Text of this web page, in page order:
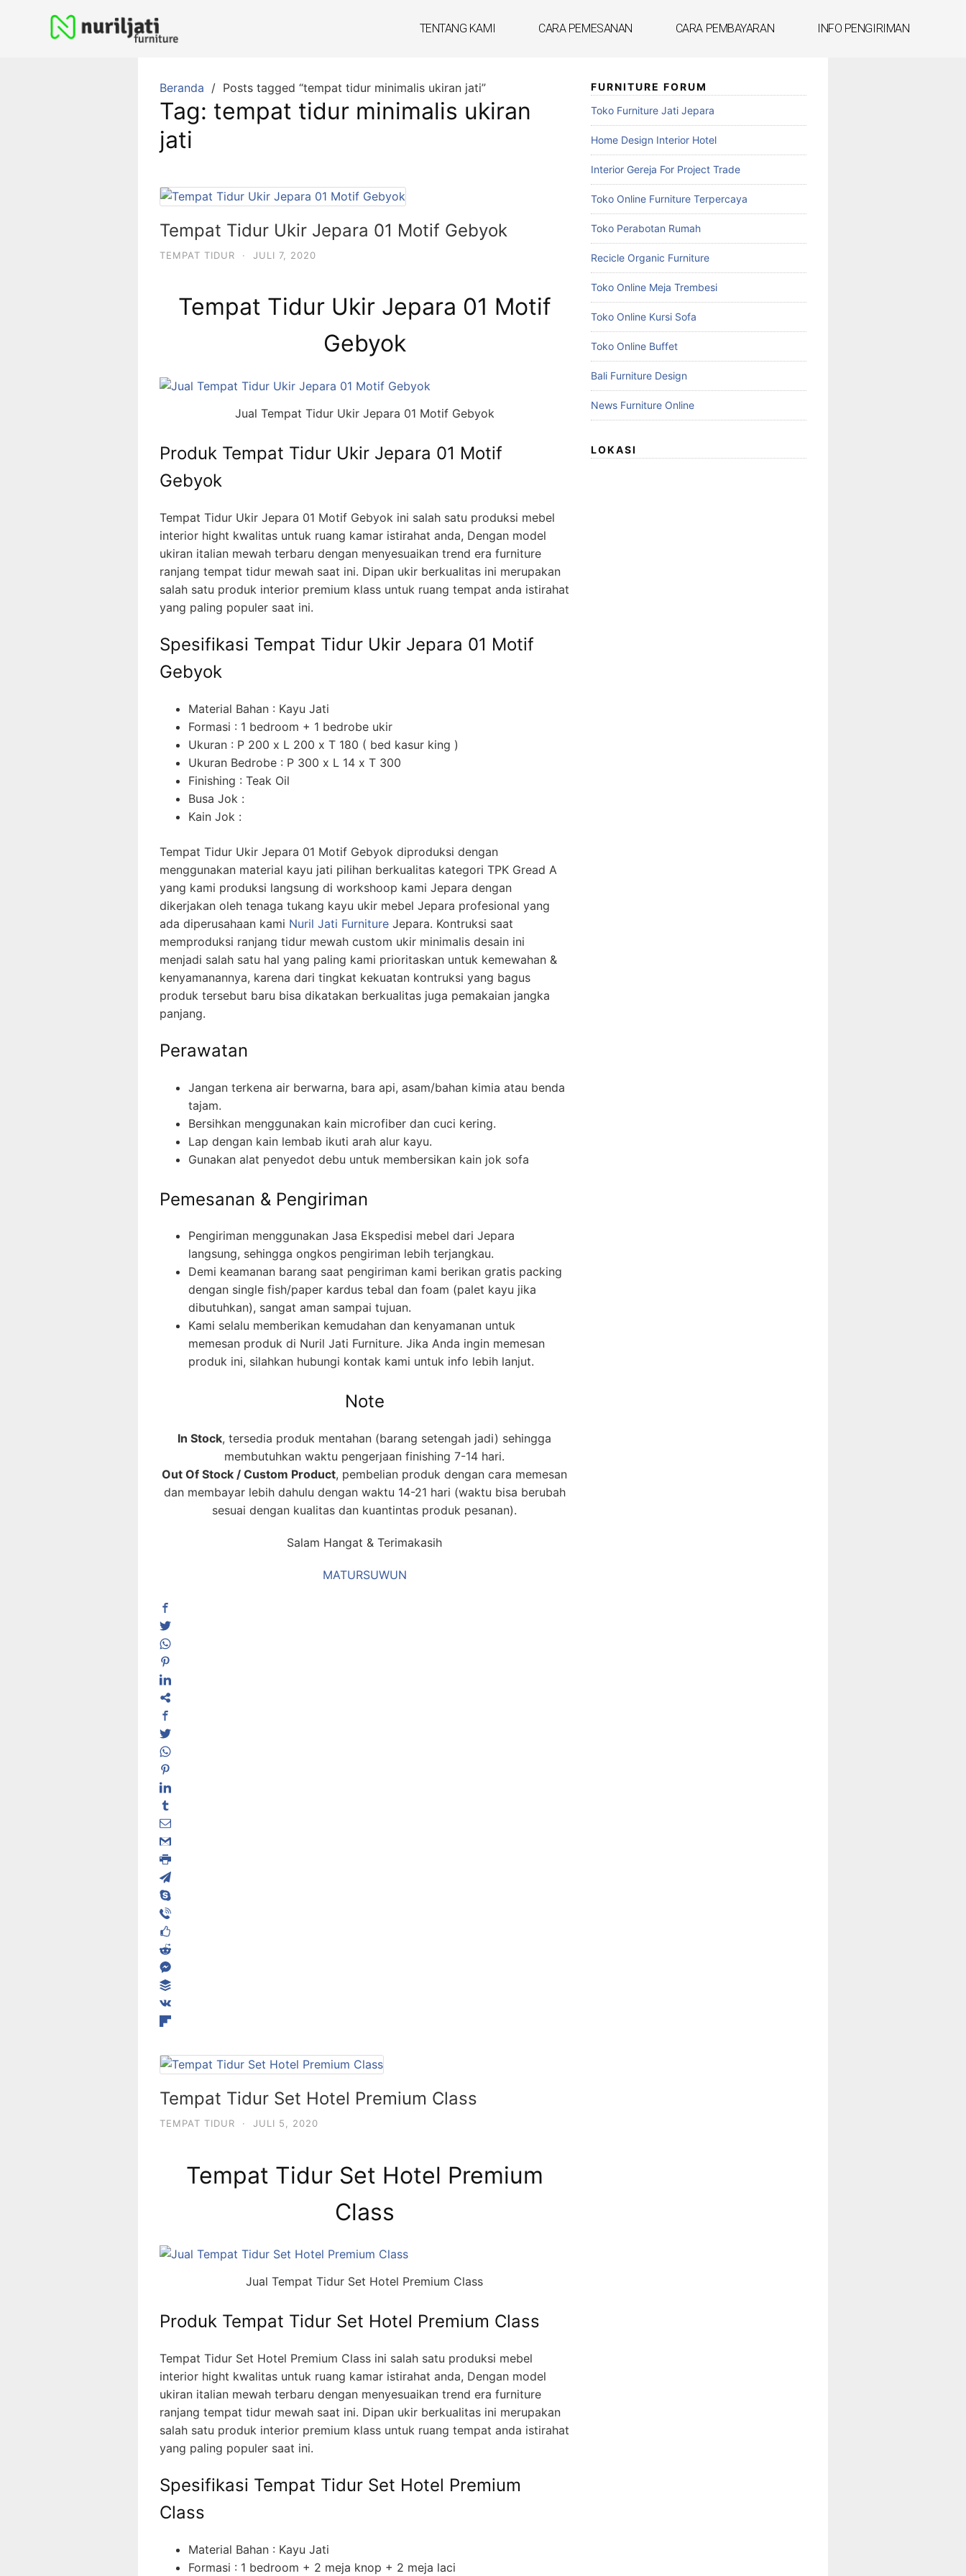
TENTANG KAMI CARA PEMESANAN CARA PEMBAYARAN INFO PENGIRIMAN
Beranda Posts tagged “tempat tidur minimalis ukiran jati”
Tag: tempat tidur minimalis ukiran
jati
Tempat Tidur Ukir Jepara 01 Motif Gebyok
TEMPAT TIDUR · JULI 7, 2020
Tempat Tidur Ukir Jepara 01 Motif
Gebyok
Jual Tempat Tidur Ukir Jepara 01 Motif Gebyok
Produk Tempat Tidur Ukir Jepara 01 Motif
Gebyok
Tempat Tidur Ukir Jepara 01 Motif Gebyok ini salah satu produksi mebel
interior hight kwalitas untuk ruang kamar istirahat anda, Dengan model
ukiran italian mewah terbaru dengan menyesuaikan trend era furniture
ranjang tempat tidur mewah saat ini. Dipan ukir berkualitas ini merupakan
salah satu produk interior premium klass untuk ruang tempat anda istirahat
yang paling populer saat ini.
Spesifikasi Tempat Tidur Ukir Jepara 01 Motif
Gebyok
Material Bahan : Kayu Jati
Formasi : 1 bedroom + 1 bedrobe ukir
Ukuran : P 200 x L 200 x T 180 ( bed kasur king )
Ukuran Bedrobe : P 300 x L 14 x T 300
Finishing : Teak Oil
Busa Jok :
Kain Jok :
Tempat Tidur Ukir Jepara 01 Motif Gebyok diproduksi dengan
menggunakan material kayu jati pilihan berkualitas kategori TPK Gread A
yang kami produksi langsung di workshoop kami Jepara dengan
dikerjakan oleh tenaga tukang kayu ukir mebel Jepara profesional yang
ada diperusahaan kami Nuril Jati Furniture Jepara. Kontruksi saat
memproduksi ranjang tidur mewah custom ukir minimalis desain ini
menjadi salah satu hal yang paling kami prioritaskan untuk kemewahan &
kenyamanannya, karena dari tingkat kekuatan kontruksi yang bagus
produk tersebut baru bisa dikatakan berkualitas juga pemakaian jangka
panjang.
Perawatan
Jangan terkena air berwarna, bara api, asam/bahan kimia atau benda
tajam.
Bersihkan menggunakan kain microfiber dan cuci kering.
Lap dengan kain lembab ikuti arah alur kayu.
Gunakan alat penyedot debu untuk membersikan kain jok sofa
Pemesanan & Pengiriman
Pengiriman menggunakan Jasa Ekspedisi mebel dari Jepara
langsung, sehingga ongkos pengiriman lebih terjangkau.
Demi keamanan barang saat pengiriman kami berikan gratis packing
dengan single fish/paper kardus tebal dan foam (palet kayu jika
dibutuhkan), sangat aman sampai tujuan.
Kami selalu memberikan kemudahan dan kenyamanan untuk
memesan produk di Nuril Jati Furniture. Jika Anda ingin memesan
produk ini, silahkan hubungi kontak kami untuk info lebih lanjut.
Note
In Stock, tersedia produk mentahan (barang setengah jadi) sehingga
membutuhkan waktu pengerjaan finishing 7-14 hari.
Out Of Stock / Custom Product, pembelian produk dengan cara memesan
dan membayar lebih dahulu dengan waktu 14-21 hari (waktu bisa berubah
sesuai dengan kualitas dan kuantintas produk pesanan).
Salam Hangat & Terimakasih
MATURSUWUN
Tempat Tidur Set Hotel Premium Class
TEMPAT TIDUR · JULI 5, 2020
Tempat Tidur Set Hotel Premium
Class
Jual Tempat Tidur Set Hotel Premium Class
Produk Tempat Tidur Set Hotel Premium Class
Tempat Tidur Set Hotel Premium Class ini salah satu produksi mebel
interior hight kwalitas untuk ruang kamar istirahat anda, Dengan model
ukiran italian mewah terbaru dengan menyesuaikan trend era furniture
ranjang tempat tidur mewah saat ini. Dipan ukir berkualitas ini merupakan
salah satu produk interior premium klass untuk ruang tempat anda istirahat
yang paling populer saat ini.
Spesifikasi Tempat Tidur Set Hotel Premium
Class
Material Bahan : Kayu Jati
Formasi : 1 bedroom + 2 meja knop + 2 meja laci
FURNITURE FORUM
Toko Furniture Jati Jepara
Home Design Interior Hotel
Interior Gereja For Project Trade
Toko Online Furniture Terpercaya
Toko Perabotan Rumah
Recicle Organic Furniture
Toko Online Meja Trembesi
Toko Online Kursi Sofa
Toko Online Buffet
Bali Furniture Design
News Furniture Online
LOKASI